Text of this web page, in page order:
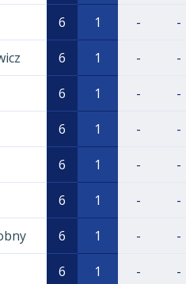
6 1 - -
6 1 - -
6 1 - -
6 1 - -
6 1 - -
6 1 - -
6 1 - -
6 1 - -